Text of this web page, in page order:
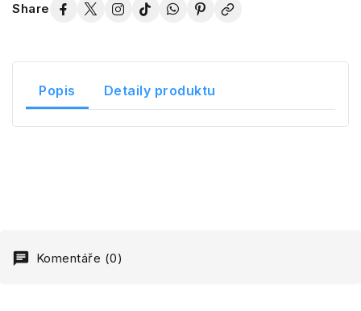
Share
Popis Detaily produktu
Komentáře (0)